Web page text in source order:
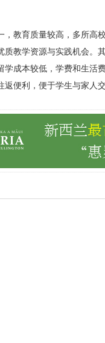
，教育质量较高，多所高
质教学资源与实践机会。
学成本较低，学费和生活
便利，便于学生与家人交